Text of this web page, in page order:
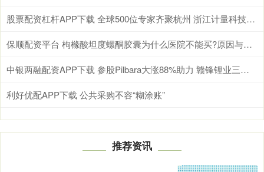
股票配资杠杆APP下载 全球500位专家齐聚杭州 浙江计量科技创新成果亮相国际舞台
保顺配资平台 枸橼酸坦度螺酮胶囊为什么医院不能买?原因与对策一文说清!
中银两融配资APP下载 参股Pilbara大涨88%助力 赣锋锂业三季度净利创两年新高
利好优配APP下载 公共采购不容“糊涂账”
推荐资讯